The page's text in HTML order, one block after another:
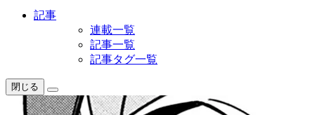
記事
連載一覧
記事一覧
記事タグ一覧
閉じる